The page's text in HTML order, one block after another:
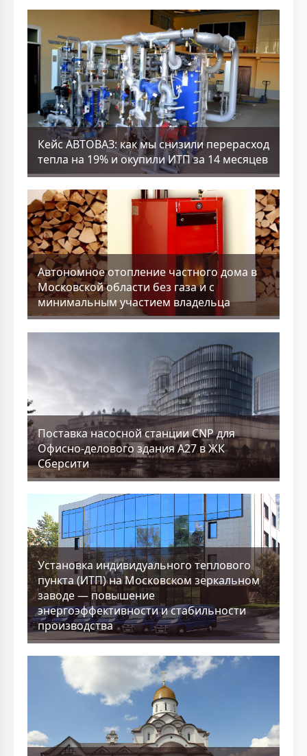
Кейс АВТОВАЗ: как мы снизили перерасход
тепла на 19% и окупили ИТП за 14 месяцев
Aвтономное отопление частного дома в
Московской области без газа и с
минимальным участием владельца
Поставка насосной станции CNP для
Офисно-делового здания А27 в ЖК
Сберсити
Установка индивидуального теплового
пункта (ИТП) на Московском зеркальном
заводе — повышение
энергоэффективности и стабильности
производства